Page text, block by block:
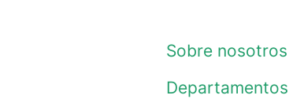
Sobre nosotros
Departamentos